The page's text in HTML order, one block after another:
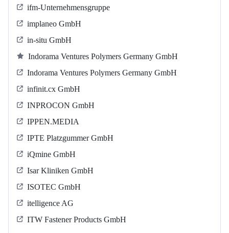
ifm-Unternehmensgruppe
implaneo GmbH
in-situ GmbH
Indorama Ventures Polymers Germany GmbH
Indorama Ventures Polymers Germany GmbH
infinit.cx GmbH
INPROCON GmbH
IPPEN.MEDIA
IPTE Platzgummer GmbH
iQmine GmbH
Isar Kliniken GmbH
ISOTEC GmbH
itelligence AG
ITW Fastener Products GmbH